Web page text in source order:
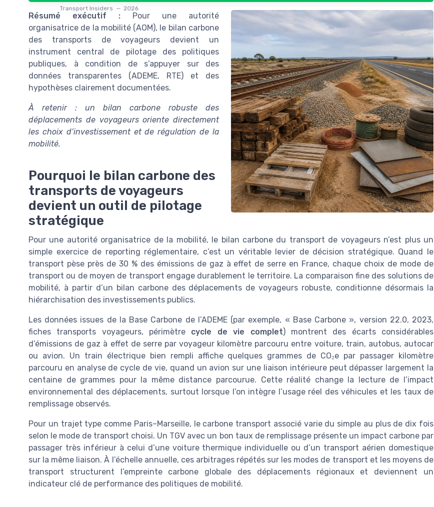
Transport Insiders — 2026
Résumé exécutif : Pour une autorité
organisatrice de la mobilité (AOM), le bilan carbone
des transports de voyageurs devient un
instrument central de pilotage des politiques
publiques, à condition de s’appuyer sur des
données transparentes (ADEME, RTE) et des
hypothèses clairement documentées.
À retenir : un bilan carbone robuste des
déplacements de voyageurs oriente directement
les choix d’investissement et de régulation de la
mobilité.
Pourquoi le bilan carbone des
transports de voyageurs
devient un outil de pilotage
stratégique
Pour une autorité organisatrice de la mobilité, le bilan carbone du transport de voyageurs n’est plus un
simple exercice de reporting réglementaire, c’est un véritable levier de décision stratégique. Quand le
transport pèse près de 30 % des émissions de gaz à effet de serre en France, chaque choix de mode de
transport ou de moyen de transport engage durablement le territoire. La comparaison fine des solutions de
mobilité, à partir d’un bilan carbone des déplacements de voyageurs robuste, conditionne désormais la
hiérarchisation des investissements publics.
Les données issues de la Base Carbone de l’ADEME (par exemple, « Base Carbone », version 22.0, 2023,
fiches transports voyageurs, périmètre cycle de vie complet) montrent des écarts considérables
d’émissions de gaz à effet de serre par voyageur kilomètre parcouru entre voiture, train, autobus, autocar
ou avion. Un train électrique bien rempli affiche quelques grammes de CO₂e par passager kilomètre
parcouru en analyse de cycle de vie, quand un avion sur une liaison intérieure peut dépasser largement la
centaine de grammes pour la même distance parcourue. Cette réalité change la lecture de l’impact
environnemental des déplacements, surtout lorsque l’on intègre l’usage réel des véhicules et les taux de
remplissage observés.
Pour un trajet type comme Paris–Marseille, le carbone transport associé varie du simple au plus de dix fois
selon le mode de transport choisi. Un TGV avec un bon taux de remplissage présente un impact carbone par
passager très inférieur à celui d’une voiture thermique individuelle ou d’un transport aérien domestique
sur la même liaison. À l’échelle annuelle, ces arbitrages répétés sur les modes de transport et les moyens de
transport structurent l’empreinte carbone globale des déplacements régionaux et deviennent un
indicateur clé de performance des politiques de mobilité.